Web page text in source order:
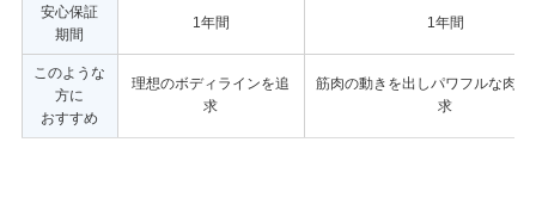
安心保証
期間
1年間 1年間
このような
方に
おすすめ
理想のボディラインを追
求
筋肉の動きを出しパワフルな肉体
求